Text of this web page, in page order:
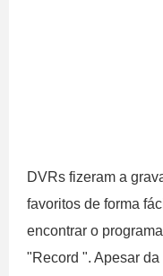
DVRs fizeram a
favoritos de forma
encontrar o
"Record ". Apesar